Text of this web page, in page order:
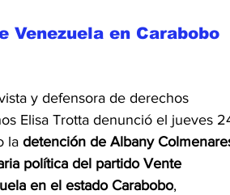
en Carabobo
y defensora de derechos
Elisa Trotta denunció el jueves
la detención de Albany
política del partido Vente
en el estado Carabobo,